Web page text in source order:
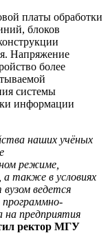
платы обработки
блоков
Напряжение
более
системы
информации
наших учёных
режиме,
а также в условиях
ведется
на предприятия
ректор МГУ